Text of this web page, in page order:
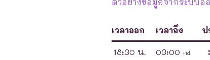
เวลาออก เวลาถึง ป
18:30 น. 03:00 +1d